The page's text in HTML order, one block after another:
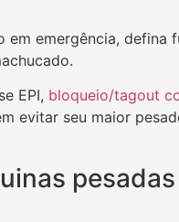
em emergência, defina
EPI, bloqueio/tagout
evitar seu maior